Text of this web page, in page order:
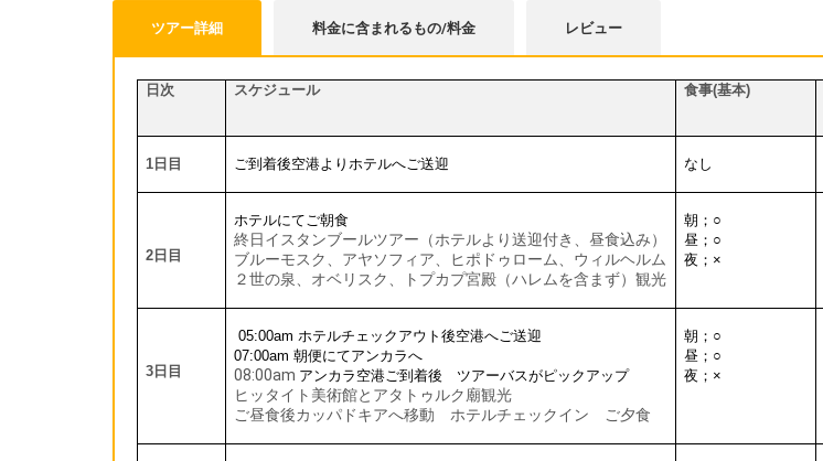
ツアー詳細 料金に含まれるもの/料金 レビュー
日次 スケジュール 食事(基本)
1 日目 ご到着後空港よりホテルへご送迎 なし
2 日目
ホテルにてご朝食
終日イスタンブールツアー（ホテルより送迎付き、昼食込み）
ブルーモスク、アヤソフィア、ヒポドゥローム、ウィルヘルム
２世の泉、オベリスク、トプカプ宮殿（ハレムを含まず）観光
朝； ○
昼； ○
夜； ×
3 日目
05:00am ホテルチェックアウト後空港へご送迎
07:00am朝便にてアンカラへ
08:00am アンカラ空港ご到着後 ツアーバスがピックアップ
ヒッタイト美術館とアタトゥルク廟観光
ご昼食後カッパドキアへ移動 ホテルチェックイン ご夕食
朝； ○
昼； ○
夜； ×